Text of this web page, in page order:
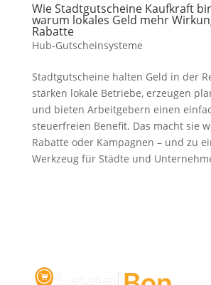
Wie Stadtgutscheine Kaufkraft
warum lokales Geld mehr
Rabatte
Hub-Gutscheinsysteme
Stadtgutscheine halten Geld in der
stärken lokale Betriebe, erzeugen
und bieten Arbeitgebern einen
steuerfreien Benefit. Das macht sie
Rabatte oder Kampagnen – und zu
Werkzeug für Städte und